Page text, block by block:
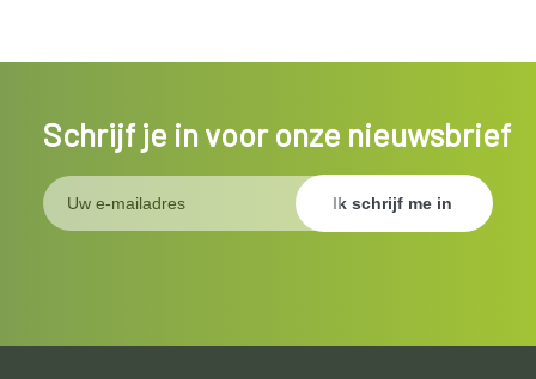
Schrijf je in voor onze nieuwsbrief